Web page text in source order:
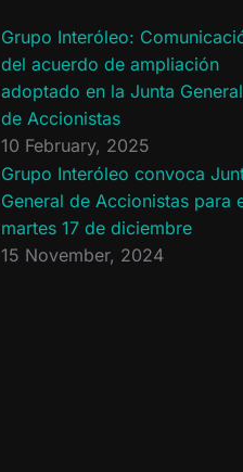
Grupo Interóleo:
del acuerdo de ampliación
adoptado en la Junta General
de Accionistas
10 February, 2025
Grupo Interóleo convoca
General de Accionistas para
martes 17 de diciembre
15 November, 2024